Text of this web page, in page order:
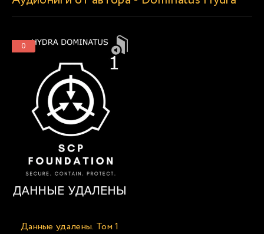
0
Данные удалены. Том 1